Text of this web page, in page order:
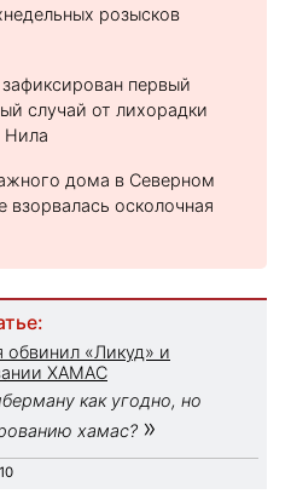
розысков
первый
случай от лихорадки
Нила
дома в Северном
взорвалась осколочная
«Ликуд» и
ХАМАС
как угодно, но
хамас? »